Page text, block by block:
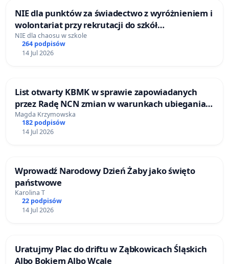
NIE dla punktów za świadectwo z wyróżnieniem i
wolontariat przy rekrutacji do szkół
ponadpodstawowych
NIE dla chaosu w szkole
264 podpisów
14 Jul 2026
List otwarty KBMK w sprawie zapowiadanych
przez Radę NCN zmian w warunkach ubiegania
się o projekty
Magda Krzymowska
182 podpisów
14 Jul 2026
Wprowadź Narodowy Dzień Żaby jako święto
państwowe
Karolina T
22 podpisów
14 Jul 2026
Uratujmy Plac do driftu w Ząbkowicach Śląskich
Albo Bokiem Albo Wcale